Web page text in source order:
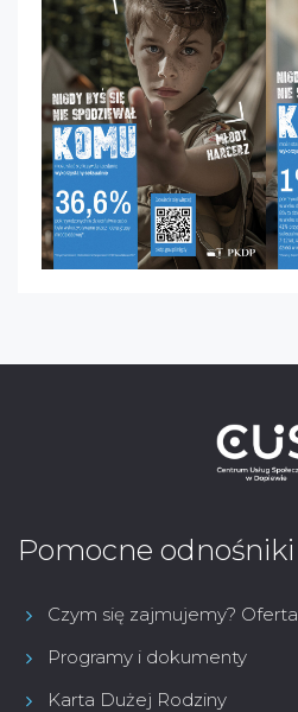
Pomocne odnośniki
Czym się zajmujemy? Oferta
Programy i dokumenty
Karta Dużej Rodziny